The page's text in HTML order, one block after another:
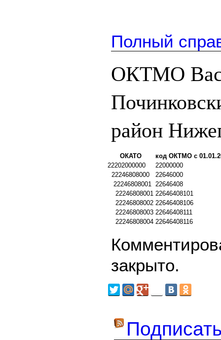
Полный
ОКТМО
район
ОКАТО
код ОКТМО с
22202000000
22000000
22246808000
22646000
22246808001 22646408
22246808001 22646408101
22246808002 22646408106
22246808003 22646408111
22246808004 22646408116
закрыто.